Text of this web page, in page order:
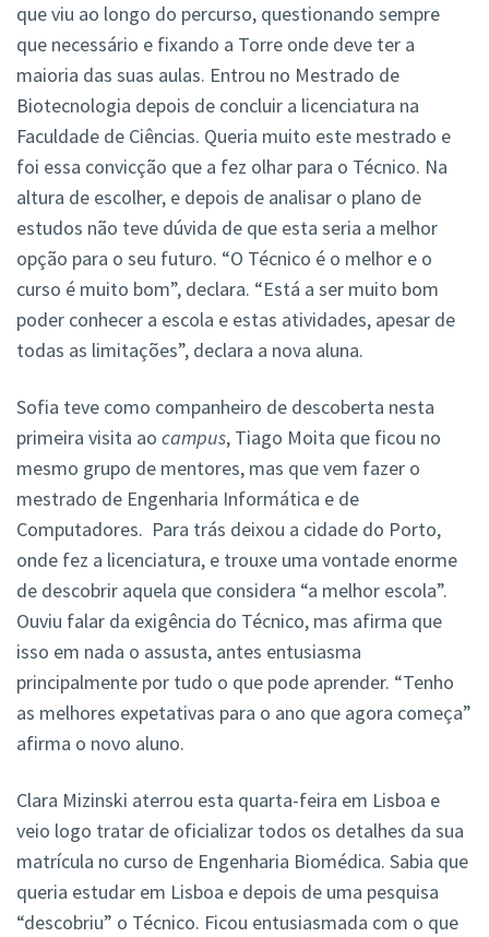
que viu ao longo do percurso, questionando sempre
que necessário e fixando a Torre onde deve ter a
maioria das suas aulas. Entrou no Mestrado de
Biotecnologia depois de concluir a licenciatura na
Faculdade de Ciências. Queria muito este mestrado e
foi essa convicção que a fez olhar para o Técnico. Na
altura de escolher, e depois de analisar o plano de
estudos não teve dúvida de que esta seria a melhor
opção para o seu futuro. “O Técnico é o melhor e o
curso é muito bom”, declara. “Está a ser muito bom
poder conhecer a escola e estas atividades, apesar de
todas as limitações”, declara a nova aluna.
Sofia teve como companheiro de descoberta nesta
primeira visita ao campus, Tiago Moita que ficou no
mesmo grupo de mentores, mas que vem fazer o
mestrado de Engenharia Informática e de
Computadores. Para trás deixou a cidade do Porto,
onde fez a licenciatura, e trouxe uma vontade enorme
de descobrir aquela que considera “a melhor escola”.
Ouviu falar da exigência do Técnico, mas afirma que
isso em nada o assusta, antes entusiasma
principalmente por tudo o que pode aprender. “Tenho
as melhores expetativas para o ano que agora começa”
afirma o novo aluno.
Clara Mizinski aterrou esta quarta-feira em Lisboa e
veio logo tratar de oficializar todos os detalhes da sua
matrícula no curso de Engenharia Biomédica. Sabia que
queria estudar em Lisboa e depois de uma pesquisa
“descobriu” o Técnico. Ficou entusiasmada com o que